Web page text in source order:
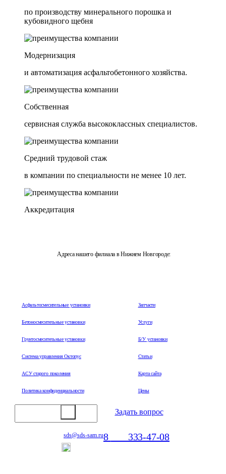
по производству минерального порошка и
кубовидного щебня
Модернизация
и автоматизация асфальтобетонного хозяйства.
Собственная
сервисная служба высококлассных специалистов.
Средний трудовой стаж
в компании по специальности не менее 10 лет.
Аккредитация
Адреса нашего филиала в Нижнем Новгороде:
Асфальтосмесительные установки
Бетоносмесительные установки
Грунтосмесительные установки
Система управления Октопус
АСУ старого поколения
Политика конфиденциальности
Запчасти
Услуги
Б/У установки
Статьи
Карта сайта
Цены
Задать вопрос
sds@sds-sam.ru8 333-47-08